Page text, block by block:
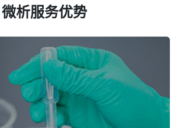
微析服务优势